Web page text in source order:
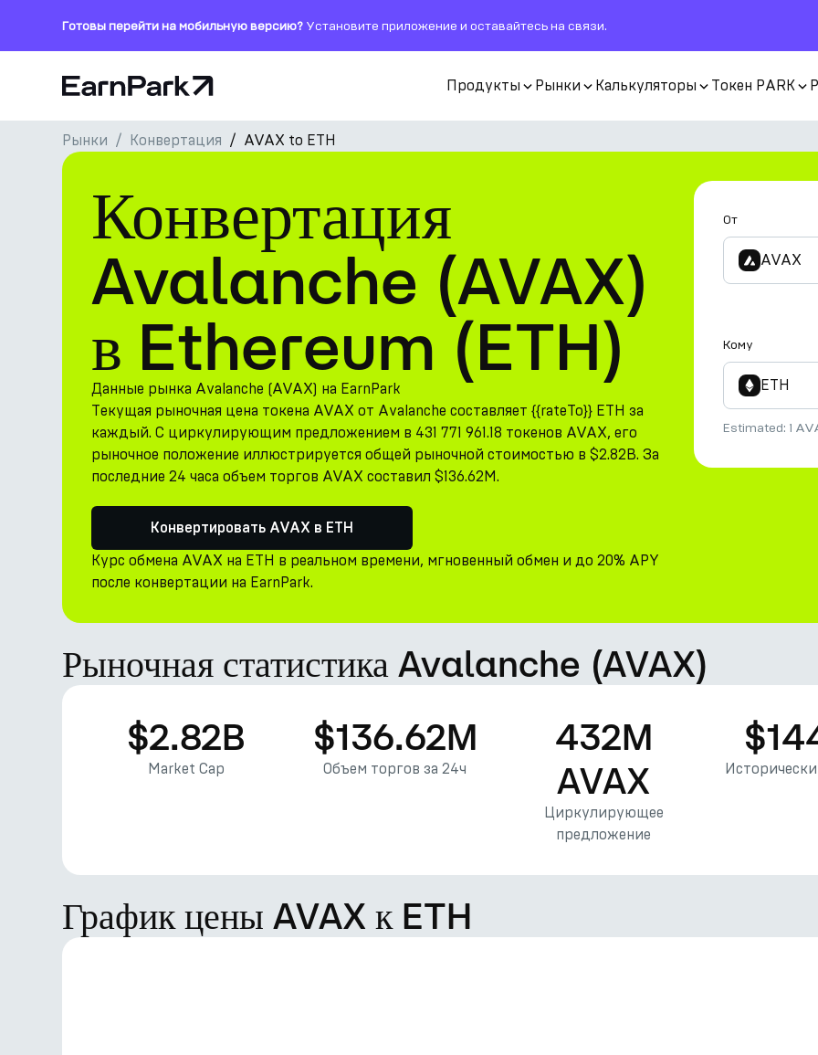
Готовы перейти на мобильную версию? Установите приложение и оставайтесь на связи.
Главная страница Продукты Рынки Калькуляторы Токен PARK
Продукты
Рынки
Калькуляторы
Токен PARK
Ресурсы
Компания
Рынки Конвертация AVAX to ETH
Конвертация
Avalanche (AVAX)
в Ethereum (ETH)
Данные рынка Avalanche (AVAX) на EarnPark
Текущая рыночная цена токена AVAX от Avalanche составляет {{rateTo}} ETH за
каждый. С циркулирующим предложением в 431 771 961.18 токенов AVAX, его
рыночное положение иллюстрируется общей рыночной стоимостью в $2.82B. За
последние 24 часа объем торгов AVAX составил $136.62M.
Конвертировать AVAX в ETH
Курс обмена AVAX на ETH в реальном времени, мгновенный обмен и до 20% APY
после конвертации на EarnPark.
От
AVAX
Кому
ETH
Estimated: 1
Рыночная статистика Avalanche (AVAX)
$2.82B
Market Cap
$136.62M
Объем торгов за 24ч
432M
AVAX
Циркулирующее
предложение
График цены AVAX к ETH